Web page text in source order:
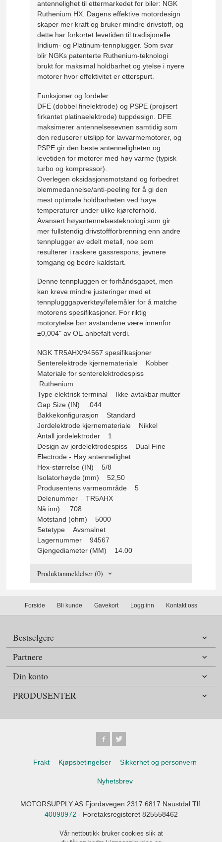
antennelighet til ettermarkedet for biler: NGK
Ruthenium HX. Dagens effektive motordesign
skaper mer kraft og bruker mindre drivstoff, og
dette har forkortet levetiden til tradisjonelle
Iridium- og Platinum-tennplugger. Som svar
blir NGKs patenterte Ruthenium-teknologi
brukt for maksimal holdbarhet og ytelse i nyere
motorer hvor effektivitet er etterspurt.
Funksjoner og fordeler:
DFE (dobbel finelektrode) og PSPE (projisert
firkantet platinaelektrode) tuppdesign. DFE
maksimerer antennelsesevnen samtidig som
den reduserer utslipp for lavvarmemotorer, og
PSPE gir den beste antenneligheten og
levetiden for motorer med høy varme (typisk
turbo og kompressor).
Overlegen oksidasjonsmotstand og forbedret
blemmedannelse/anti-peeling for å gi den
mest optimale holdbarheten ved høye
temperaturer under ulike kjøreforhold.
Avansert høyantennelsesteknologi som gir
mer fullstendig drivstoffforbrenning enn andre
tennplugger av edelt metall, noe som
resulterer i raskere gassrespons, jevnere
tomgang og bedre kaldstart.
Denne tennpluggen er forhåndsgapet, men
kan kreve mindre justeringer med et
tennplugggapverktøy/følemåler for å matche
motorens spesifikasjoner. For riktig
motorytelse bør avstandene være innenfor
±0,004" av OE-anbefalt verdi.
NGK TR5AHX/94567 spesifikasjoner
Senterelektrode kjernemateriale Kobber
Materiale for senterelektrodespiss
Ruthenium
Type elektrisk terminal Ikke-avtakbar mutter
Gap Size (IN) .044
Bakkekonfigurasjon Standard
Jordelektrode kjernemateriale Nikkel
Antall jordelektroder 1
Design av jordelektrodespiss Dual Fine
Electrode - Høy antennelighet
Hex-størrelse (IN) 5/8
Isolatorhøyde (mm) 52,50
Produsentens varmeområde 5
Delenummer TR5AHX
Nå inn) .708
Motstand (ohm) 5000
Setetype Avsmalnet
Lagernummer 94567
Gjengediameter (MM) 14.00
Produktanmeldelser (0)
Forside Bli kunde Gavekort Logg inn Kontakt oss
Bestselgere
Partnere
Din konto
PRODUSENTER
Frakt Kjøpsbetingelser Sikkerhet og personvern
Nyhetsbrev
MOTORSUPPLY AS Fjordavegen 2317 6817 Naustdal Tlf.
40898972 - Foretaksregisteret 825558462
Vår nettbutikk bruker cookies slik at